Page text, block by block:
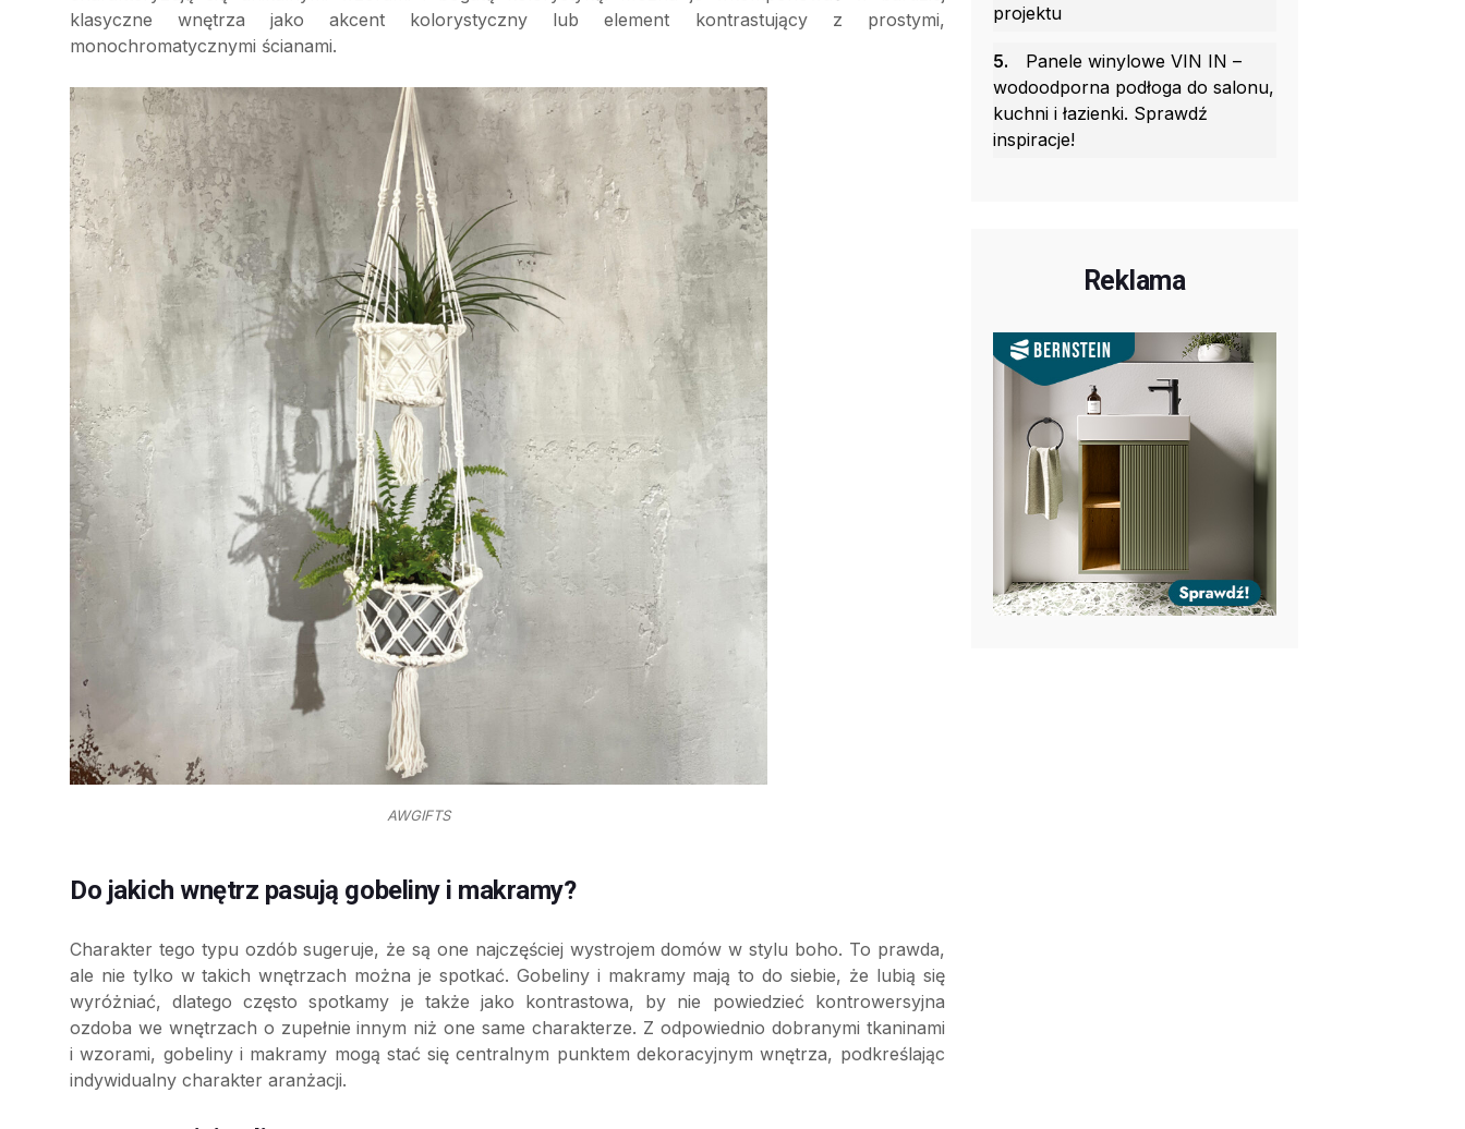
klasyczne wnętrza jako akcent kolorystyczny lub element kontrastujący z prostymi,
monochromatycznymi ścianami.
AWGIFTS
Do jakich wnętrz pasują gobeliny i makramy?
Charakter tego typu ozdób sugeruje, że są one najczęściej wystrojem domów w stylu boho. To prawda,
ale nie tylko w takich wnętrzach można je spotkać. Gobeliny i makramy mają to do siebie, że lubią się
wyróżniać, dlatego często spotkamy je także jako kontrastowa, by nie powiedzieć kontrowersyjna
ozdoba we wnętrzach o zupełnie innym niż one same charakterze. Z odpowiednio dobranymi tkaninami
i wzorami, gobeliny i makramy mogą stać się centralnym punktem dekoracyjnym wnętrza, podkreślając
indywidualny charakter aranżacji.
projektu
5.
Panele winylowe VIN IN –
wodoodporna podłoga do salonu,
kuchni i łazienki. Sprawdź
inspiracje!
Reklama